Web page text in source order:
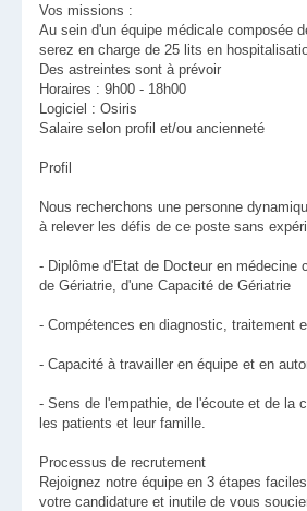
Vos missions :
Au sein d'un équipe médicale composée
serez en charge de 25 lits en
Des astreintes sont à prévoir
Horaires : 9h00 - 18h00
Logiciel : Osiris
Salaire selon profil et/ou ancienneté
Profil
Nous recherchons une personne
à relever les défis de ce poste sans
- Diplôme d'Etat de Docteur en médecine
de Gériatrie, d'une Capacité de Gériatrie
- Compétences en diagnostic, traitement
- Capacité à travailler en équipe et en
- Sens de l'empathie, de l'écoute et de la
les patients et leur famille.
Processus de recrutement
Rejoignez notre équipe en 3 étapes
votre candidature et inutile de vous